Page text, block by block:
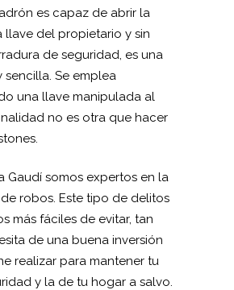
es capaz de abrir la
llave del propietario y sin
de seguridad, es una
sencilla. Se emplea
una llave manipulada al
no es otra que hacer
Gaudí somos expertos en la
robos. Este tipo de delitos
más fáciles de evitar, tan
de una buena inversión
realizar para mantener tu
y la de tu hogar a salvo.